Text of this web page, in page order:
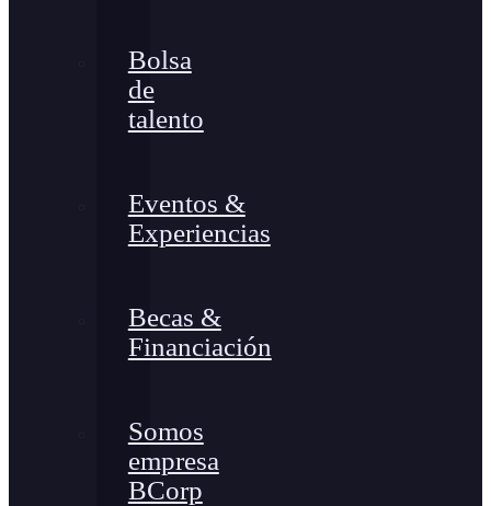
Bolsa
de
talento
Eventos &
Experiencias
Becas &
Financiación
Somos
empresa
BCorp